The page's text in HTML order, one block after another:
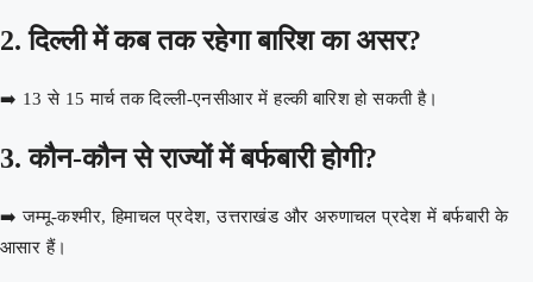
2. दिल्ली में कब तक रहेगा बारिश का असर?
➡️ 13 से 15 मार्च तक दिल्ली-एनसीआर में हल्की बारिश हो सकती है।
3. कौन-कौन से राज्यों में बर्फबारी होगी?
➡️ जम्मू-कश्मीर, हिमाचल प्रदेश, उत्तराखंड और अरुणाचल प्रदेश में बर्फबारी के
आसार हैं।